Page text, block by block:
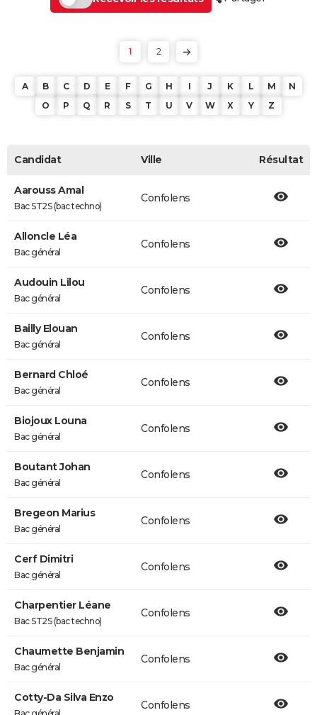
1 2
A B C D E F G H I J K L M
N
O
P Q R S T U V W X Y Z
Candidat Ville Résultat
Aarouss Amal
Bac ST2S (bac techno)
Confolens
Alloncle Léa
Bac général
Confolens
Audouin Lilou
Bac général
Confolens
Bailly Elouan
Bac général
Confolens
Bernard Chloé
Bac général
Confolens
Biojoux Louna
Bac général
Confolens
Boutant Johan
Bac général
Confolens
Bregeon Marius
Bac général
Confolens
Cerf Dimitri
Bac général
Confolens
Charpentier Léane
Bac ST2S (bac techno)
Confolens
Chaumette Benjamin
Bac général
Confolens
Cotty-Da Silva Enzo
Confolens